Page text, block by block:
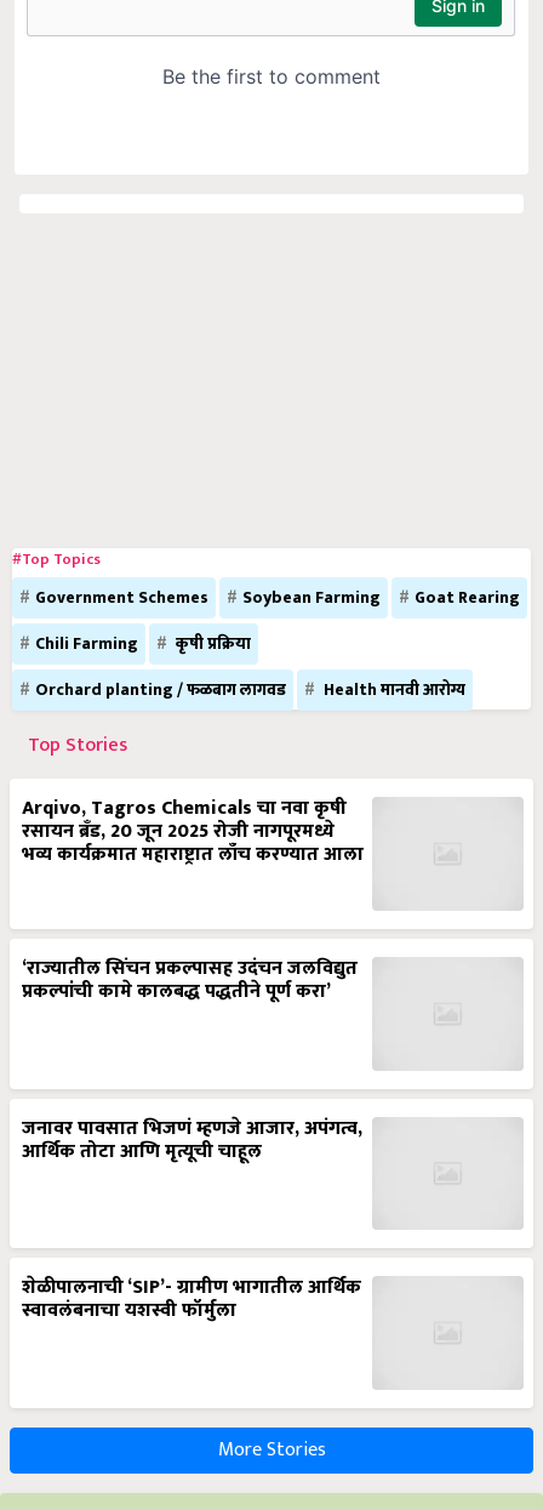
#Top Topics
Government Schemes Soybean Farming
Goat Rearing
Chili Farming
कृषी प्रक्रिया
Orchard planting / फळबाग लागवड
Health मानवी आरोग्य
Top Stories
Arqivo, Tagros Chemicals चा नवा कृषी
रसायन ब्रँड, 20 जून 2025 रोजी नागपूरमध्ये
भव्य कार्यक्रमात महाराष्ट्रात लाँच करण्यात आला
‘राज्यातील सिंचन प्रकल्पासह उदंचन जलविद्युत
प्रकल्पांची कामे कालबद्ध पद्धतीने पूर्ण करा’
जनावर पावसात भिजणं म्हणजे आजार, अपंगत्व,
आर्थिक तोटा आणि मृत्यूची चाहूल
शेळीपालनाची ‘SIP’- ग्रामीण भागातील आर्थिक
स्वावलंबनाचा यशस्वी फॉर्मुला
More Stories